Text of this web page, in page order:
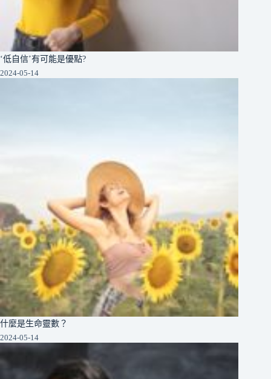
‘低自信’有可能是優點?
2024-05-14
什麼是生命靈數？
2024-05-14